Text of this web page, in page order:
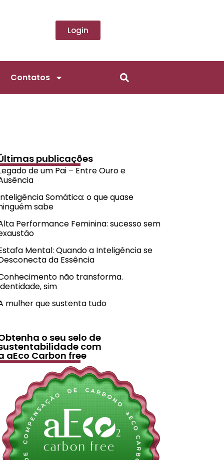
Login
Contatos
publicações
de um Pai – Entre Ouro e
Somática: o que quase
sabe
Performance Feminina: sucesso sem
Mental: Quando a Inteligência se
da Essência
não transforma.
sim
mulher que sustenta tudo
o seu selo de
com
aEco Carbon free